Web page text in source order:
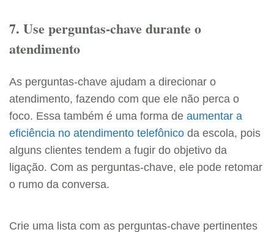
7. Use perguntas-chave durante o
atendimento
As perguntas-chave ajudam a direcionar o
atendimento, fazendo com que ele não perca o
foco. Essa também é uma forma de aumentar a
eficiência no atendimento telefônico da escola, pois
alguns clientes tendem a fugir do objetivo da
ligação. Com as perguntas-chave, ele pode retomar
o rumo da conversa.
Crie uma lista com as perguntas-chave pertinentes